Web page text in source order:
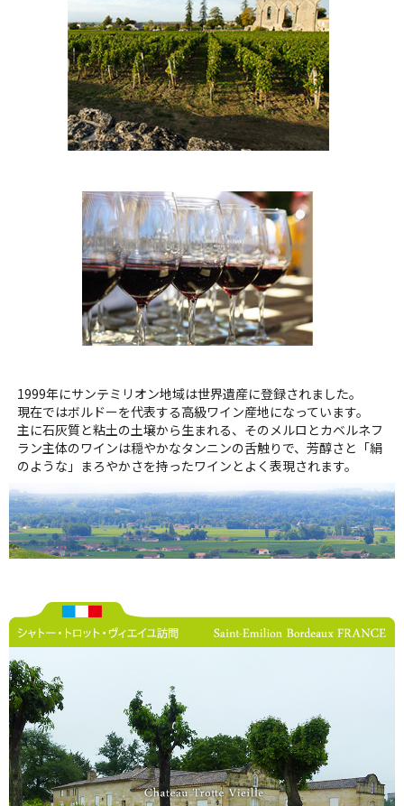
1999年にサンテミリオン地域は世界遺産に登録されました。
現在ではボルドーを代表する高級ワイン産地になっています。
主に石灰質と粘土の土壌から生まれる、そのメルロとカベルネフ
ラン主体のワインは穏やかなタンニンの舌触りで、芳醇さと「絹
のような」まろやかさを持ったワインとよく表現されます。